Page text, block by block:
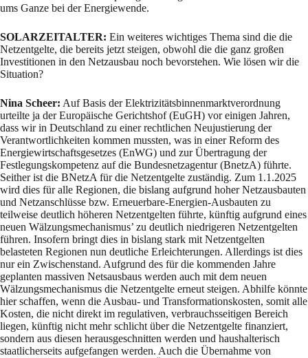
ums Ganze bei der Energiewende.
SOLARZEITALTER: Ein weiteres wichtiges Thema sind die die
Netzentgelte, die bereits jetzt steigen, obwohl die die ganz großen
Investitionen in den Netzausbau noch bevorstehen. Wie lösen wir die
Situation?
Nina Scheer: Auf Basis der Elektrizitätsbinnenmarktverordnung
urteilte ja der Europäische Gerichtshof (EuGH) vor einigen Jahren,
dass wir in Deutschland zu einer rechtlichen Neujustierung der
Verantwortlichkeiten kommen mussten, was in einer Reform des
Energiewirtschaftsgesetzes (EnWG) und zur Übertragung der
Festlegungskompetenz auf die Bundesnetzagentur (BnetzA) führte.
Seither ist die BNetzA für die Netzentgelte zuständig. Zum 1.1.2025
wird dies für alle Regionen, die bislang aufgrund hoher Netzausbauten
und Netzanschlüsse bzw. Erneuerbare-Energien-Ausbauten zu
teilweise deutlich höheren Netzentgelten führte, künftig aufgrund eines
neuen Wälzungsmechanismus’ zu deutlich niedrigeren Netzentgelten
führen. Insofern bringt dies in bislang stark mit Netzentgelten
belasteten Regionen nun deutliche Erleichterungen. Allerdings ist dies
nur ein Zwischenstand. Aufgrund des für die kommenden Jahre
geplanten massiven Netsausbaus werden auch mit dem neuen
Wälzungsmechanismus die Netzentgelte erneut steigen. Abhilfe könnte
hier schaffen, wenn die Ausbau- und Transformationskosten, somit alle
Kosten, die nicht direkt im regulativen, verbrauchsseitigen Bereich
liegen, künftig nicht mehr schlicht über die Netzentgelte finanziert,
sondern aus diesen herausgeschnitten werden und haushalterisch
staatlicherseits aufgefangen werden. Auch die Übernahme von